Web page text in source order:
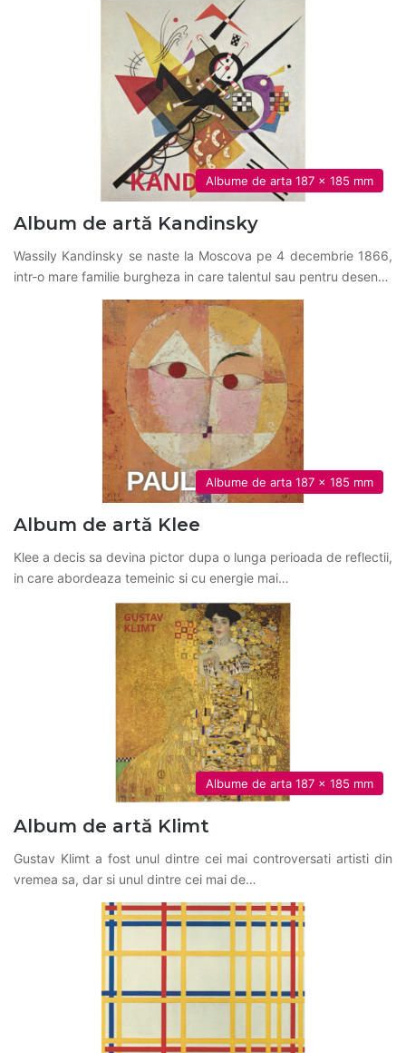
Albume de arta 187 x 185 mm
Album de artă Kandinsky
Wassily Kandinsky se naste la Moscova pe 4 decembrie 1866,
intr-o mare familie burgheza in care talentul sau pentru desen…
Albume de arta 187 x 185 mm
Album de artă Klee
Klee a decis sa devina pictor dupa o lunga perioada de reflectii,
in care abordeaza temeinic si cu energie mai…
Albume de arta 187 x 185 mm
Album de artă Klimt
Gustav Klimt a fost unul dintre cei mai controversati artisti din
vremea sa, dar si unul dintre cei mai de…